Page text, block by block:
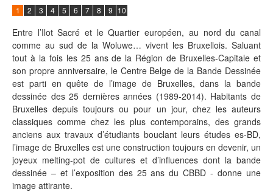
1 2 3 4 5 6 7 8 9 10
Entre l’Ilot Sacré et le Quartier européen, au nord du canal
comme au sud de la Woluwe… vivent les Bruxellois. Saluant
tout à la fois les 25 ans de la Région de Bruxelles-Capitale et
son propre anniversaire, le Centre Belge de la Bande Dessinée
est parti en quête de l’image de Bruxelles, dans la bande
dessinée des 25 dernières années (1989-2014). Habitants de
Bruxelles depuis toujours ou pour un jour, chez les auteurs
classiques comme chez les plus contemporains, des grands
anciens aux travaux d’étudiants bouclant leurs études es-BD,
l’image de Bruxelles est une construction toujours en devenir, un
joyeux melting-pot de cultures et d’influences dont la bande
dessinée – et l’exposition des 25 ans du CBBD - donne une
image attirante.